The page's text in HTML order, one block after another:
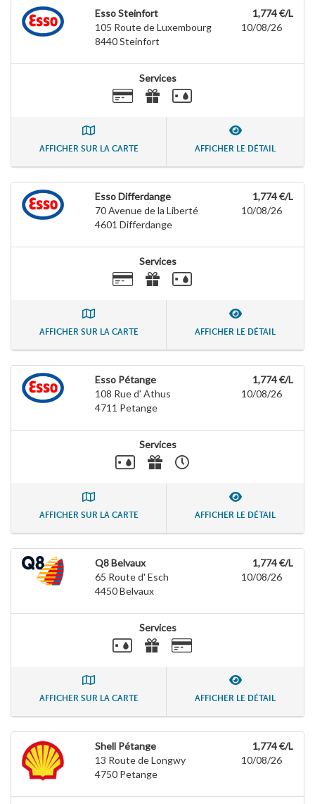
Esso Steinfort
105 Route de Luxembourg
8440Steinfort
1,774 €/L
10/08/26
Services
AFFICHER SUR LA CARTE AFFICHER LE DÉTAIL
Esso Differdange
70 Avenue de la Liberté
4601 Differdange
1,774 €/L
10/08/26
Services
AFFICHER SUR LA CARTE AFFICHER LE DÉTAIL
Esso Pétange
108 Rue d' Athus
4711 Petange
1,774 €/L
10/08/26
Services
AFFICHER SUR LA CARTE AFFICHER LE DÉTAIL
Q8 Belvaux
65 Route d' Esch
4450Belvaux
1,774 €/L
10/08/26
Services
AFFICHER SUR LA CARTE AFFICHER LE DÉTAIL
Shell Pétange
13 Route de Longwy
4750 Petange
1,774 €/L
10/08/26